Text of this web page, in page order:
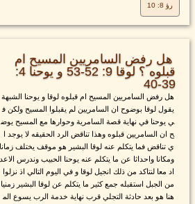
رؤ 8: 10
هل رفض السامريين المسيح ام
قبلوه ؟ لوقا 9: 52-53 و يوحنا 4:
39-40
هل رفض السامريين المسيح ام قبلوه لوقا و يوحنا الشبهة
يقول لوقا بوضوح ان السامريين لم يقبلوا المسيح ولكن ف
ي يوحنا في نهاية قصة السامرية وحوارها مع المسيح يوض
ح ان السامريين قبلوه وهذا تناقض الرد الحقيقه لا يوجد ا
ي تناقض فما يتكلم عنه لوقا البشير هو موقف يختلف زمانا
ومكانا واحداثا عن ما يتكلم عنه يوحنا الحبيب وندرس الاعد
اد معا لنتاكد من ذلك انجيل لوقا و في اليوم التالي اذ نزلوا
من الجبل استقبله جمع كثير ما يتكلم عن لوقا البشير زمنيا
هنا هو بعد حادثة التجلي قرب نهاية خدمة الرب يسوع الم